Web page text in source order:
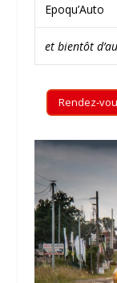
Epoqu’Auto
et bientôt
Rendez-